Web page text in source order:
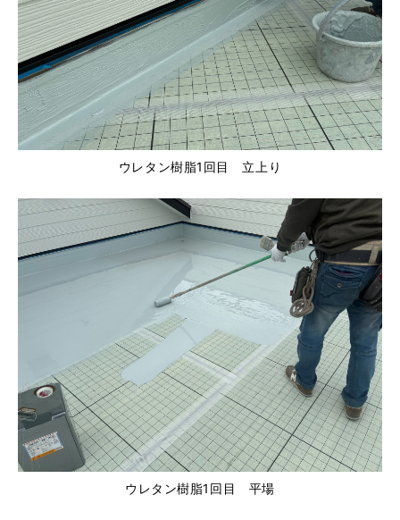
ウレタン樹脂1回目 立上り
ウレタン樹脂1回目 平場